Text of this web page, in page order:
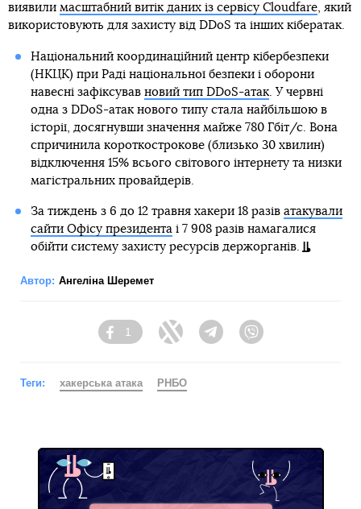
виявили масштабний витік даних із сервісу Cloudfare , який
використовують для захисту від DDoS та інших кібератак.
Національний координаційний центр кібербезпеки
(НКЦК) при Раді національної безпеки і оборони
навесні зафіксував новий тип DDoS-атак. У червні
одна з DDoS-атак нового типу стала найбільшою в
історії, досягнувши значення майже 780 Гбіт/с. Вона
спричинила короткострокове (близько 30 хвилин)
відключення 15% всього світового інтернету та низки
магістральних провайдерів.
За тиждень з 6 до 12 травня хакери 18 разів атакували
сайти Офісу президента і 7 908 разів намагалися
обійти систему захисту ресурсів держорганів.
Автор: Ангеліна Шеремет
Facebook
1
Twitter TelegramViber
Теги: хакерська атака РНБО